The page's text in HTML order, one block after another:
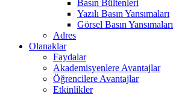
Basın Bültenleri
Yazılı Basın Yansımaları
Görsel Basın Yansımaları
Adres
Olanaklar
Faydalar
Akademisyenlere Avantajlar
Öğrencilere Avantajlar
Etkinlikler